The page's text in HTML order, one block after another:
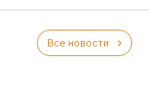
Все новости